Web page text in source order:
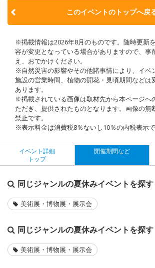
このイベントのトップへ戻
※掲載情報は2026年8月のものです。随時更新
容が変更となっている場合がありますので、事
え、おでかけください。
※自然災害の影響やその他諸事情により、イベ
施設の営業時間、植物の開花・見頃期間などは
あります。
※掲載されている画像は取材先から本ページへ
ただき、提供されたものとなります。画像の無
禁止です。
※表示料金は消費税8％ないし10％の内税表示で
イベント詳細
トップ
開催期間など
同じジャンルの夏休みイベントを探す
美術展・博物展・展示会
同じジャンルの夏休みイベントを探す
美術展・博物展・展示会